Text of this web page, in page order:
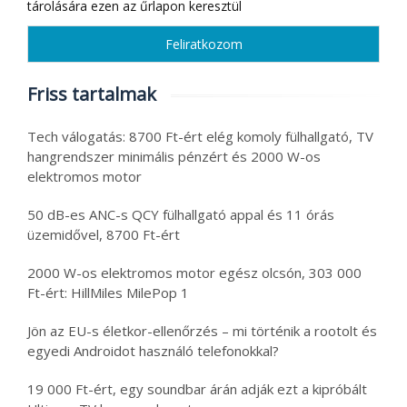
tárolására ezen az űrlapon keresztül
Friss tartalmak
Tech válogatás: 8700 Ft-ért elég komoly fülhallgató, TV
hangrendszer minimális pénzért és 2000 W-os
elektromos motor
50 dB-es ANC-s QCY fülhallgató appal és 11 órás
üzemidővel, 8700 Ft-ért
2000 W-os elektromos motor egész olcsón, 303 000
Ft-ért: HillMiles MilePop 1
Jön az EU-s életkor-ellenőrzés – mi történik a rootolt és
egyedi Androidot használó telefonokkal?
19 000 Ft-ért, egy soundbar árán adják ezt a kipróbált